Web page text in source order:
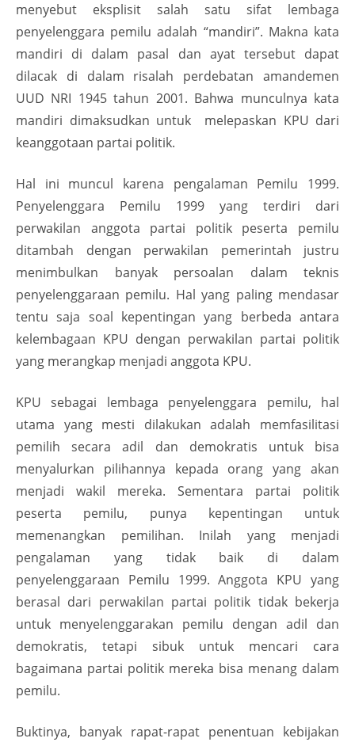
menyebut eksplisit salah satu sifat lembaga
penyelenggara pemilu adalah “mandiri”. Makna kata
mandiri di dalam pasal dan ayat tersebut dapat
dilacak di dalam risalah perdebatan amandemen
UUD NRI 1945 tahun 2001. Bahwa munculnya kata
mandiri dimaksudkan untuk melepaskan KPU dari
keanggotaan partai politik.
Hal ini muncul karena pengalaman Pemilu 1999.
Penyelenggara Pemilu 1999 yang terdiri dari
perwakilan anggota partai politik peserta pemilu
ditambah dengan perwakilan pemerintah justru
menimbulkan banyak persoalan dalam teknis
penyelenggaraan pemilu. Hal yang paling mendasar
tentu saja soal kepentingan yang berbeda antara
kelembagaan KPU dengan perwakilan partai politik
yang merangkap menjadi anggota KPU.
KPU sebagai lembaga penyelenggara pemilu, hal
utama yang mesti dilakukan adalah memfasilitasi
pemilih secara adil dan demokratis untuk bisa
menyalurkan pilihannya kepada orang yang akan
menjadi wakil mereka. Sementara partai politik
peserta pemilu, punya kepentingan untuk
memenangkan pemilihan. Inilah yang menjadi
pengalaman yang tidak baik di dalam
penyelenggaraan Pemilu 1999. Anggota KPU yang
berasal dari perwakilan partai politik tidak bekerja
untuk menyelenggarakan pemilu dengan adil dan
demokratis, tetapi sibuk untuk mencari cara
bagaimana partai politik mereka bisa menang dalam
pemilu.
Buktinya, banyak rapat-rapat penentuan kebijakan